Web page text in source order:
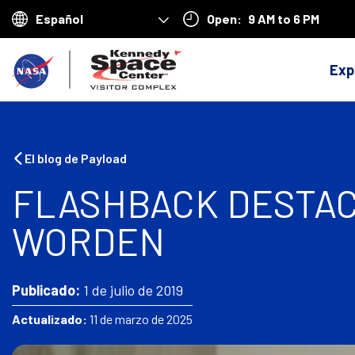
Choose
language
Open: 9 AM to 6 PM
a
p
á
El blog de Payload
FLASHBACK
WORDEN
Publicado: 1 de julio de 2019
Actualizado: 11 de marzo de 2025